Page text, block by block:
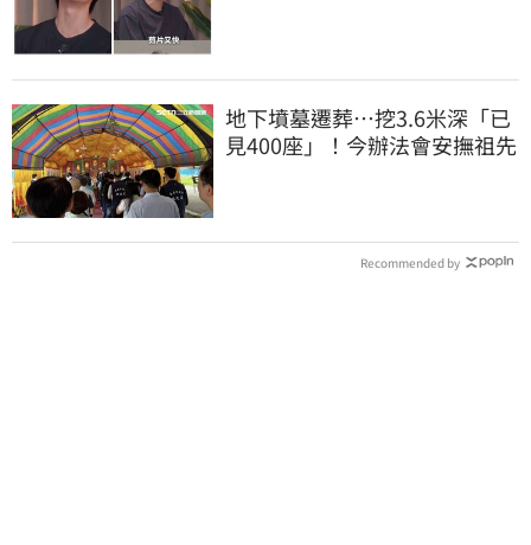
地下墳墓遷葬…挖3.6米深「已
見400座」！今辦法會安撫祖先
Recommended by